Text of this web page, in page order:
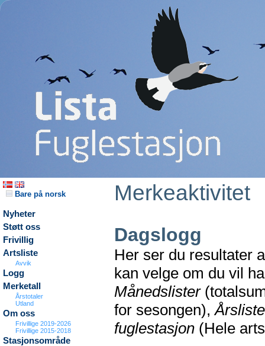
Bare på norsk
Nyheter
Støtt oss
Frivillig
Artsliste
Avvik
Logg
Merketall
Årstotaler
Utland
Om oss
Frivillige 2019-2026
Frivillige 2015-2018
Stasjonsområde
Merkeaktivitet
Dagslogg
Her ser du resultater
kan velge om du vil
Månedslister
for sesongen),
fuglestasjon (Hele